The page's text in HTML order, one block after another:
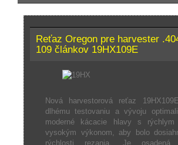
Reťaz Oregon pre harvester
109 článkov 19HX109E
Nová harvestorová reťaz
dlhému testovaniu a vývoju
moderné kácacie hlavy s
vysokým výkonom, aby bolo
rýchlosti rezania. Je osadená